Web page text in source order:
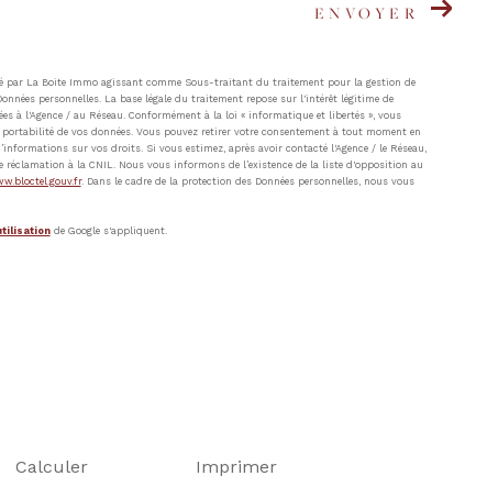
ENVOYER
La Boite Immo agissant comme Sous-traitant du traitement pour la gestion de
personnelles. La base légale du traitement repose sur l'intérêt légitime de
à l'Agence / au Réseau. Conformément à la loi « informatique et libertés », vous
de vos données. Vous pouvez retirer votre consentement à tout moment en
sur vos droits. Si vous estimez, après avoir contacté l'Agence / le Réseau,
à la CNIL. Nous vous informons de l’existence de la liste d'opposition au
. Dans le cadre de la protection des Données personnelles, nous vous
de Google s'appliquent.
Calculer Imprimer